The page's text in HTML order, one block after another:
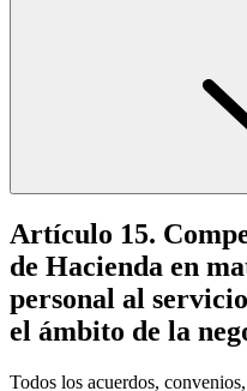
Artículo 15.
de Hacienda en
personal al
el ámbito de la
Todos los acuerdos,